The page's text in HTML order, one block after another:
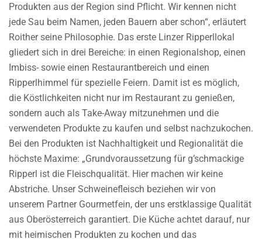
Produkten aus der Region sind Pflicht. Wir kennen nicht
jede Sau beim Namen, jeden Bauern aber schon“, erläutert
Roither seine Philosophie. Das erste Linzer Ripperllokal
gliedert sich in drei Bereiche: in einen Regionalshop, einen
Imbiss- sowie einen Restaurantbereich und einen
Ripperlhimmel für spezielle Feiern. Damit ist es möglich,
die Köstlichkeiten nicht nur im Restaurant zu genießen,
sondern auch als Take-Away mitzunehmen und die
verwendeten Produkte zu kaufen und selbst nachzukochen.
Bei den Produkten ist Nachhaltigkeit und Regionalität die
höchste Maxime: „Grundvoraussetzung für g’schmackige
Ripperl ist die Fleischqualität. Hier machen wir keine
Abstriche. Unser Schweinefleisch beziehen wir von
unserem Partner Gourmetfein, der uns erstklassige Qualität
aus Oberösterreich garantiert. Die Küche achtet darauf, nur
mit heimischen Produkten zu kochen und das